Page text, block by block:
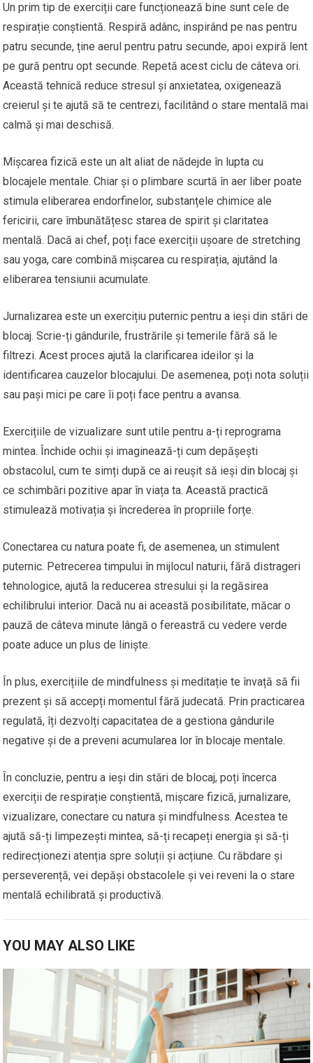
Un prim tip de exerciții care funcționează bine sunt cele de
respirație conștientă. Respiră adânc, inspirând pe nas pentru
patru secunde, ține aerul pentru patru secunde, apoi expiră lent
pe gură pentru opt secunde. Repetă acest ciclu de câteva ori.
Această tehnică reduce stresul și anxietatea, oxigenează
creierul și te ajută să te centrezi, facilitând o stare mentală mai
calmă și mai deschisă.
Mișcarea fizică este un alt aliat de nădejde în lupta cu
blocajele mentale. Chiar și o plimbare scurtă în aer liber poate
stimula eliberarea endorfinelor, substanțele chimice ale
fericirii, care îmbunătățesc starea de spirit și claritatea
mentală. Dacă ai chef, poți face exerciții ușoare de stretching
sau yoga, care combină mișcarea cu respirația, ajutând la
eliberarea tensiunii acumulate.
Jurnalizarea este un exercițiu puternic pentru a ieși din stări de
blocaj. Scrie-ți gândurile, frustrările și temerile fără să le
filtrezi. Acest proces ajută la clarificarea ideilor și la
identificarea cauzelor blocajului. De asemenea, poți nota soluții
sau pași mici pe care îi poți face pentru a avansa.
Exercițiile de vizualizare sunt utile pentru a-ți reprograma
mintea. Închide ochii și imaginează-ți cum depășești
obstacolul, cum te simți după ce ai reușit să ieși din blocaj și
ce schimbări pozitive apar în viața ta. Această practică
stimulează motivația și încrederea în propriile forțe.
Conectarea cu natura poate fi, de asemenea, un stimulent
puternic. Petrecerea timpului în mijlocul naturii, fără distrageri
tehnologice, ajută la reducerea stresului și la regăsirea
echilibrului interior. Dacă nu ai această posibilitate, măcar o
pauză de câteva minute lângă o fereastră cu vedere verde
poate aduce un plus de liniște.
În plus, exercițiile de mindfulness și meditație te învață să fii
prezent și să accepți momentul fără judecată. Prin practicarea
regulată, îți dezvolți capacitatea de a gestiona gândurile
negative și de a preveni acumularea lor în blocaje mentale.
În concluzie, pentru a ieși din stări de blocaj, poți încerca
exerciții de respirație conștientă, mișcare fizică, jurnalizare,
vizualizare, conectare cu natura și mindfulness. Acestea te
ajută să-ți limpezești mintea, să-ți recapeți energia și să-ți
redirecționezi atenția spre soluții și acțiune. Cu răbdare și
perseverență, vei depăși obstacolele și vei reveni la o stare
mentală echilibrată și productivă.
YOU MAY ALSO LIKE